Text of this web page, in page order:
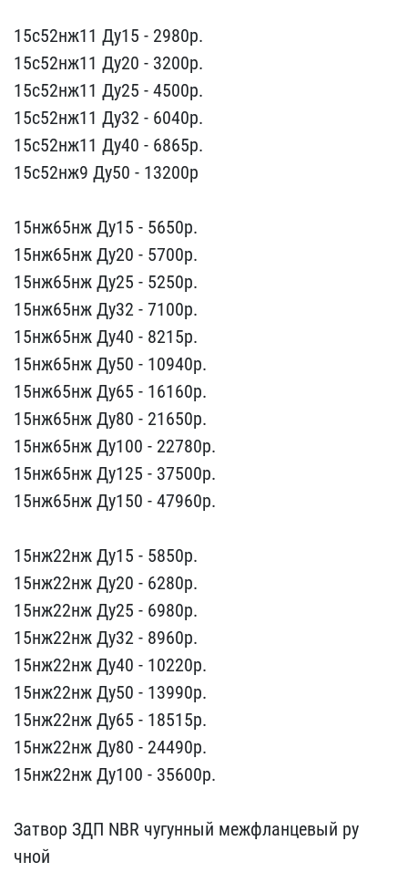
15с52нж11 Ду1​5 - 2980р.
15с52нж11 Ду2​0 - 3200р.
15с52нж11 Ду2​5 - 4500р.
15с52нж11 Ду3​2 - 6040р.
15с52нж11 Ду4​0 - 6865р.
15с52нж9 Ду5​0 - 13200р
15нж65нж Ду1​5 - 5650p.
15нж65нж Ду20​ - 5700p.
15нж65нж Ду25 ​- 5250p.
15нж65нж Ду32 -​ 7100p.
15нж65нж Ду40 - ​8215p.
15нж65нж Ду50 - 1​0940p.
15нж65нж Ду65 - 1​6160p.
15нж65нж Ду80 - 2​1650p.
15нж65нж Ду100 - ​22780p.
15нж65нж Ду125 -​ 37500p.
15нж65нж Ду150 ​- 47960p.
15нж22нж Ду15​ - 5850p.
15нж22нж Ду20 ​- 6280p.
15нж22нж Ду25 -​ 6980p.
15нж22нж Ду32 - ​8960p.
15нж22нж Ду40 - 1​0220р.
15нж22нж Ду50 - 1​3990p.
15нж22нж Ду65 - 1​8515p.
15нж22нж Ду80 - 2​4490p.
15нж22нж Ду100 - ​35600p.
Затвор ЗДП NBR ​чугунный межфланцевый ру​
чной